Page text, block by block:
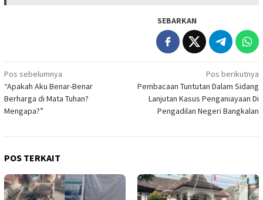
SEBARKAN
Navigasi
pos
Pos sebelumnya
“Apakah Aku Benar-Benar
Berharga di Mata Tuhan?
Mengapa?”
Pos berikutnya
Pembacaan Tuntutan Dalam Sidang
Lanjutan Kasus Penganiayaan Di
Pengadilan Negeri Bangkalan
POS TERKAIT